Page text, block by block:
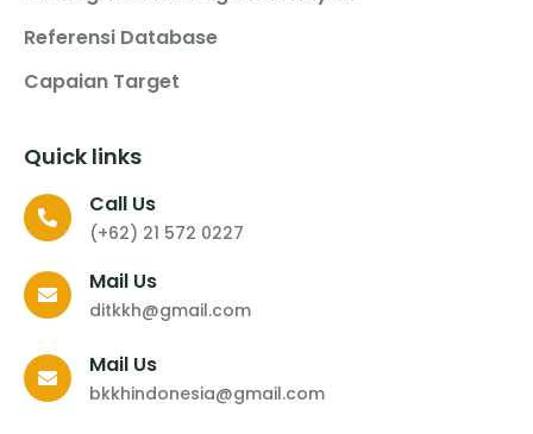
Referensi Database
Capaian Target
Quick links
Call Us
(+62) 21 572 0227
Mail Us
ditkkh@gmail.com
Mail Us
bkkhindonesia@gmail.com